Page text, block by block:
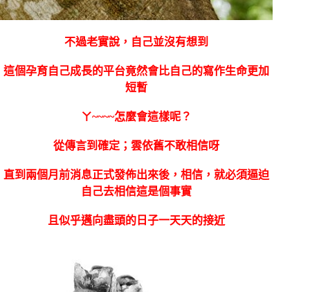
不過老實說，自己並沒有想到
這個孕育自己成長的平台竟然會比自己的寫作生命更加
短暫
ㄚ~~~~怎麼會這樣呢？
從傳言到確定；雲依舊不敢相信呀
直到兩個月前消息正式發佈出來後，相信，就必須逼迫
自己去相信這是個事實
且似乎邁向盡頭的日子一天天的接近